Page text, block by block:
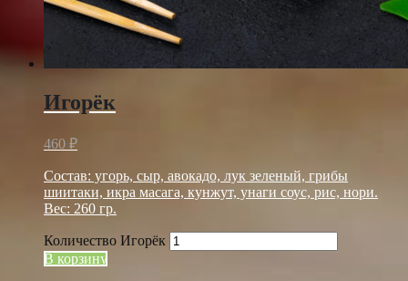
Игорёк
460 ₽
Состав: угорь, сыр, авокадо, лук зеленый, грибы
шиитаки, икра масага, кунжут, унаги соус, рис, нори.
Вес: 260 гр.
Количество Игорёк
В корзину